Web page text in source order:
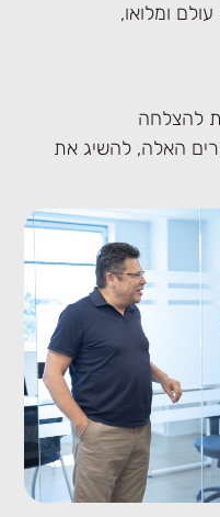
ומלואו,
להצלחה
האלה, להשיג את